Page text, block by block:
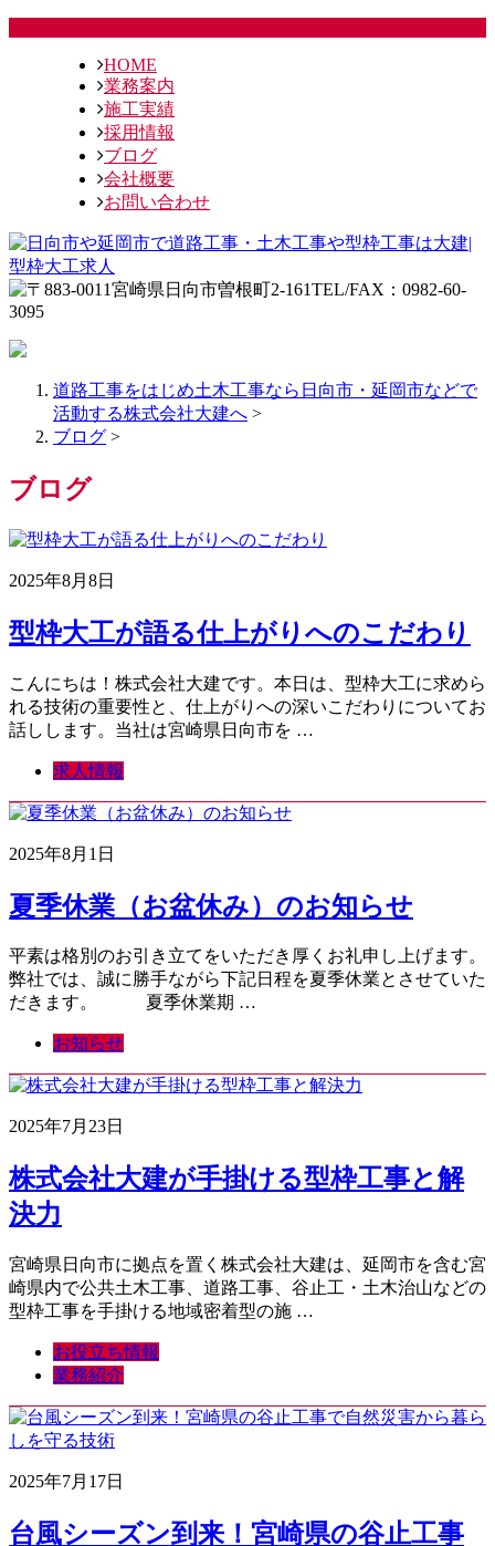
HOME
業務案内
施工実績
採用情報
ブログ
会社概要
お問い合わせ
道路工事をはじめ土木工事なら日向市・延岡市などで
活動する株式会社大建へ >
ブログ >
ブログ
2025年8月8日
型枠大工が語る仕上がりへのこだわり
こんにちは！株式会社大建です。本日は、型枠大工に求めら
れる技術の重要性と、仕上がりへの深いこだわりについてお
話しします。当社は宮崎県日向市を …
求人情報
2025年8月1日
夏季休業（お盆休み）のお知らせ
平素は格別のお引き立てをいただき厚くお礼申し上げます。
弊社では、誠に勝手ながら下記日程を夏季休業とさせていた
だきます。 夏季休業期 …
お知らせ
2025年7月23日
株式会社大建が手掛ける型枠工事と解
決力
宮崎県日向市に拠点を置く株式会社大建は、延岡市を含む宮
崎県内で公共土木工事、道路工事、谷止工・土木治山などの
型枠工事を手掛ける地域密着型の施 …
お役立ち情報
業務紹介
2025年7月17日
台風シーズン到来！宮崎県の谷止工事